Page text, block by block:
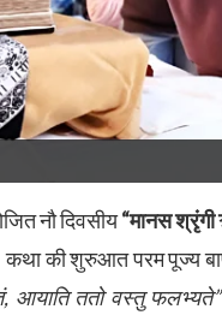
नौ दिवसीय“मानस
की शुरुआत परम पूज्य
आयाति ततो वस्तु फलभ्यते”